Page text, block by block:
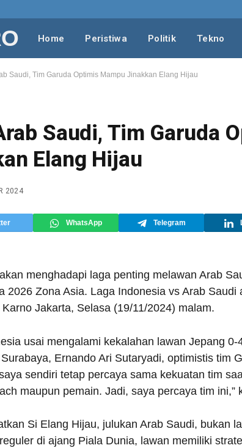
Home Peristiwa Politik Tekno
Saudi, Tim Garuda Optimis Mampu Jinakkan Elang Hijau
Saudi, Tim Garuda
Elang Hijau
2024
WhatsApp Telegram
menghadapi laga penting melawan Arab
2026 Zona Asia. Laga Indonesia vs Arab Saudi
Jakarta, Selasa (19/11/2024) malam.
usai mengalami kekalahan lawan Jepang 0-
Ernando Ari Sutaryadi, optimistis tim
sendiri tetap percaya sama kekuatan tim
maupun pemain. Jadi, saya percaya tim ini,”
Si Elang Hijau, julukan Arab Saudi, bukan
di ajang Piala Dunia, lawan memiliki